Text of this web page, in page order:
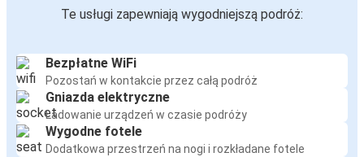
Te usługi zapewniają wygodniejszą podróż:
Bezpłatne WiFi
Pozostań w kontakcie przez całą podróż
Gniazda elektryczne
Ładowanie urządzeń w czasie podróży
Wygodne fotele
Dodatkowa przestrzeń na nogi i rozkładane fotele